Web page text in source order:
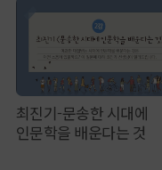
최진기-문송한 시대에
인문학을 배운다는 것